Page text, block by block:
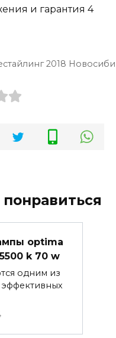
и гарантия 4
2018
optima
k 70 w
одним из